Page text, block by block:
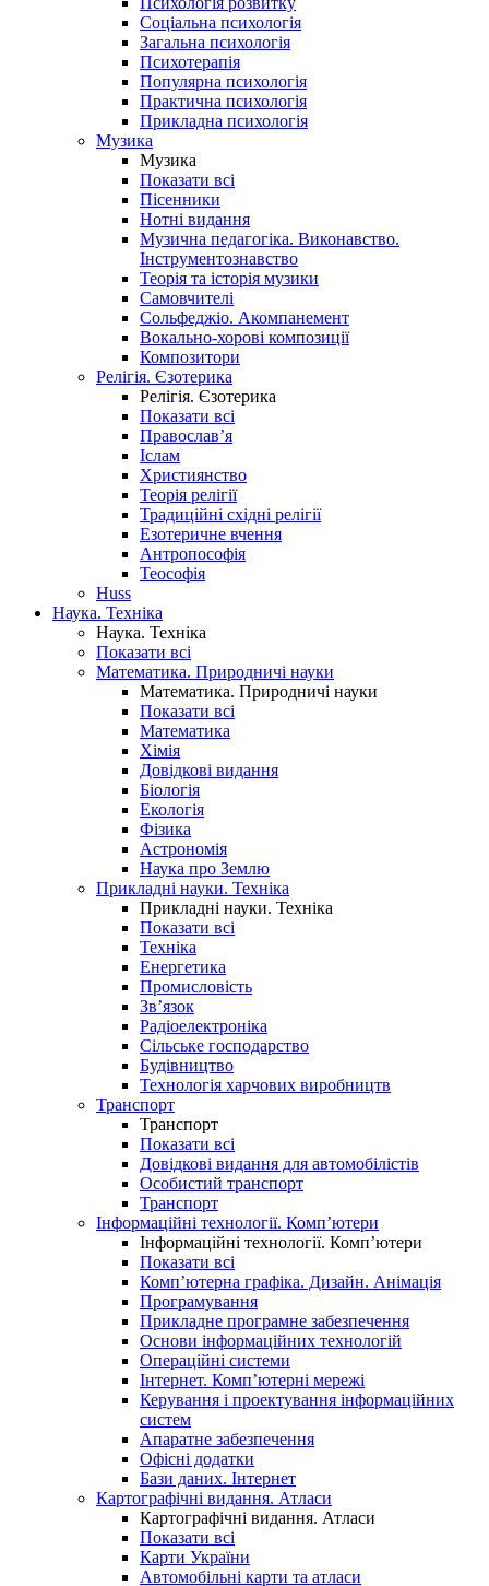
Соціальна психологія
Загальна психологія
Психотерапія
Популярна психологія
Практична психологія
Прикладна психологія
Музика
Музика
Показати всі
Пісенники
Нотні видання
Музична педагогіка. Виконавство.
Інструментознавство
Теорія та історія музики
Самовчителі
Сольфеджіо. Акомпанемент
Вокально-хорові композиції
Композитори
Релігія. Єзотерика
Релігія. Єзотерика
Показати всі
Православ’я
Іслам
Християнство
Теорія релігії
Традиційні східні релігії
Езотеричне вчення
Антропософія
Теософія
Huss
Наука. Техніка
Наука. Техніка
Показати всі
Математика. Природничі науки
Математика. Природничі науки
Показати всі
Математика
Хімія
Довідкові видання
Біологія
Екологія
Фізика
Астрономія
Наука про Землю
Прикладні науки. Техніка
Прикладні науки. Техніка
Показати всі
Техніка
Енергетика
Промисловість
Зв’язок
Радіоелектроніка
Сільське господарство
Будівництво
Технологія харчових виробництв
Транспорт
Транспорт
Показати всі
Довідкові видання для автомобілістів
Особистий транспорт
Транспорт
Інформаційні технології. Комп’ютери
Інформаційні технології. Комп’ютери
Показати всі
Комп’ютерна графіка. Дизайн. Анімація
Програмування
Прикладне програмне забезпечення
Основи інформаційних технологій
Операційні системи
Інтернет. Комп’ютерні мережі
Керування і проектування інформаційних
систем
Апаратне забезпечення
Офісні додатки
Бази даних. Інтернет
Картографічні видання. Атласи
Картографічні видання. Атласи
Показати всі
Карти України
Автомобільні карти та атласи